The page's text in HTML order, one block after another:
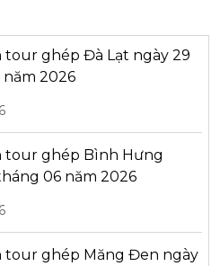
tour ghép Đà Lạt ngày 29
2026
tour ghép Bình Hưng
06 năm 2026
tour ghép Măng Đen ngày